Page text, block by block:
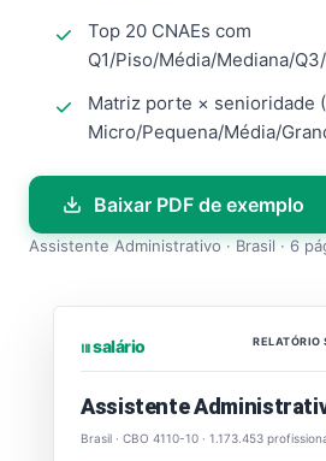
Top 20 CNAEs com
Q1/Piso/Média/Mediana/
Matriz porte × senioridade
Micro/Pequena/Média/
Baixar PDF de exemplo
Assistente Administrativo · Brasil · 6
⏐⏐⏐ salário
Assistente
Brasil · CBO 4110-10 · 1.173.453